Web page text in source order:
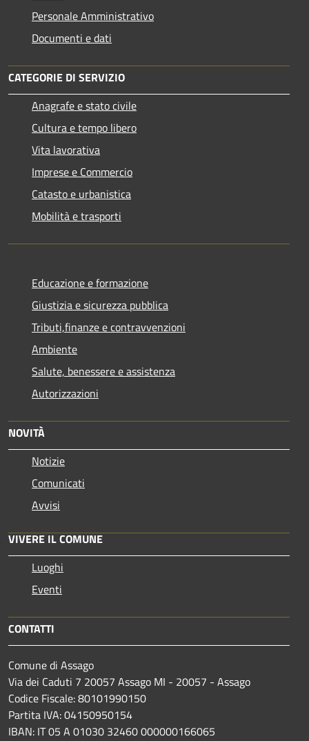
Personale Amministrativo
Documenti e dati
CATEGORIE DI SERVIZIO
Anagrafe e stato civile
Cultura e tempo libero
Vita lavorativa
Imprese e Commercio
Catasto e urbanistica
Mobilità e trasporti
Educazione e formazione
Giustizia e sicurezza pubblica
Tributi,finanze e contravvenzioni
Ambiente
Salute, benessere e assistenza
Autorizzazioni
NOVITÀ
Notizie
Comunicati
Avvisi
VIVERE IL COMUNE
Luoghi
Eventi
CONTATTI
Comune di Assago
Via dei Caduti 7 20057 Assago MI - 20057 - Assago
Codice Fiscale: 80101990150
Partita IVA: 04150950154
IBAN: IT 05 A 01030 32460 000000166065